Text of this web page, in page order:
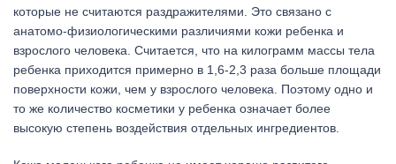
которые не считаются раздражителями. Это связано с
анатомо-физиологическими различиями кожи ребенка и
взрослого человека. Считается, что на килограмм массы тела
ребенка приходится примерно в 1,6-2,3 раза больше площади
поверхности кожи, чем у взрослого человека. Поэтому одно и
то же количество косметики у ребенка означает более
высокую степень воздействия отдельных ингредиентов.